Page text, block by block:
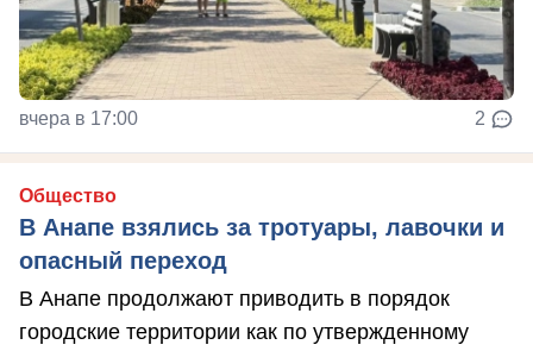
вчера в 17:00 2
Общество
В Анапе взялись за тротуары, лавочки и
опасный переход
В Анапе продолжают приводить в порядок
городские территории как по утвержденному